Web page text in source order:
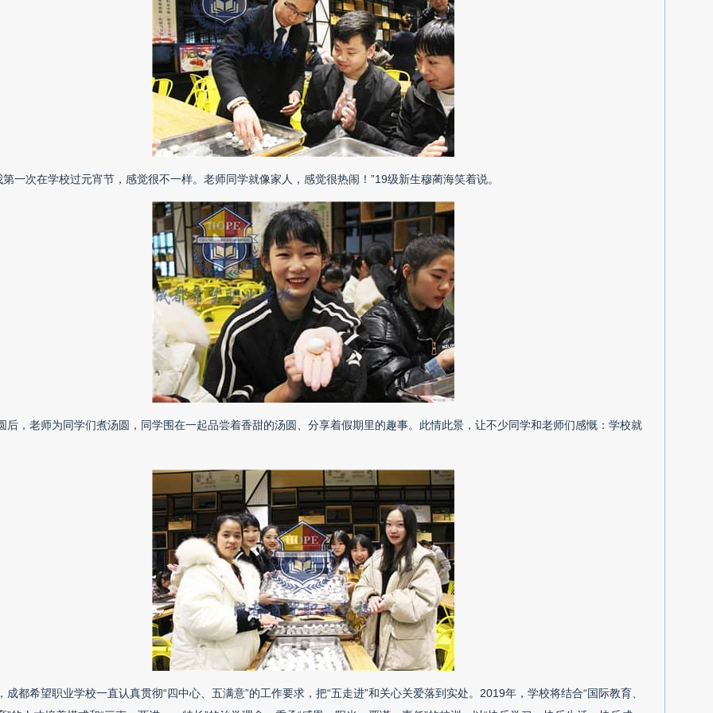
一次在学校过元宵节，感觉很不一样。老师同学就像家人，感觉很热闹！”19级新生穆蔺海笑着说。
后，老师为同学们煮汤圆，同学围在一起品尝着香甜的汤圆、分享着假期里的趣事。此情此景，让不少同学和老师们感慨：学校就
成都希望职业学校一直认真贯彻“四中心、五满意”的工作要求，把“五走进”和关心关爱落到实处。2019年，学校将结合“国际教育、